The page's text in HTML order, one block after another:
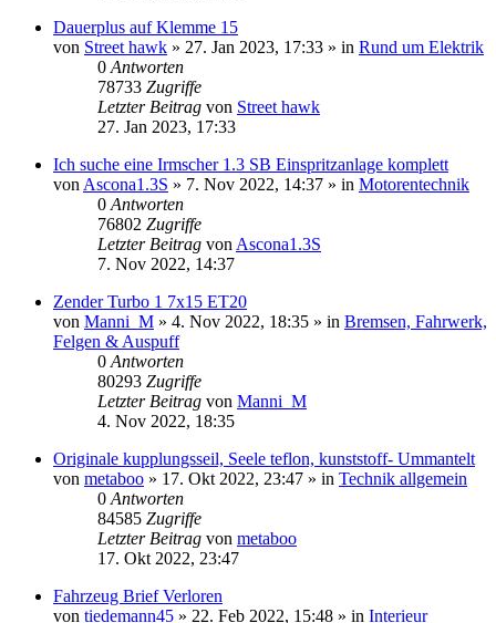
Dauerplus auf Klemme 15
von Street hawk » 27. Jan 2023, 17:33 » in Rund um Elektrik
0 Antworten
78733 Zugriffe
Letzter Beitrag von Street hawk
27. Jan 2023, 17:33
Ich suche eine Irmscher 1.3 SB Einspritzanlage komplett
von Ascona1.3S » 7. Nov 2022, 14:37 » in Motorentechnik
0 Antworten
76802 Zugriffe
Letzter Beitrag von Ascona1.3S
7. Nov 2022, 14:37
Zender Turbo 1 7x15 ET20
von Manni_M » 4. Nov 2022, 18:35 » in Bremsen, Fahrwerk,
Felgen & Auspuff
0 Antworten
80293 Zugriffe
Letzter Beitrag von Manni_M
4. Nov 2022, 18:35
Originale kupplungsseil, Seele teflon, kunststoff- Ummantelt
von metaboo » 17. Okt 2022, 23:47 » in Technik allgemein
0 Antworten
84585 Zugriffe
Letzter Beitrag von metaboo
17. Okt 2022, 23:47
Fahrzeug Brief Verloren
von tiedemann45 » 22. Feb 2022, 15:48 » in Interieur